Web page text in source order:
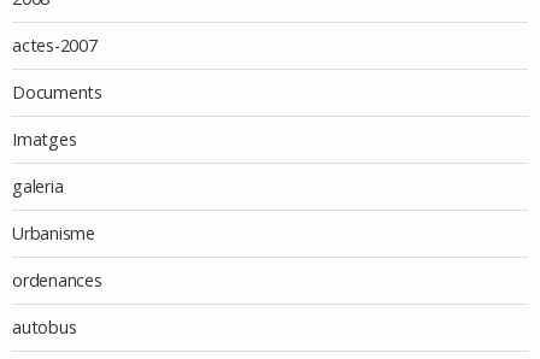
actes-2007
Documents
Imatges
galeria
Urbanisme
ordenances
autobus